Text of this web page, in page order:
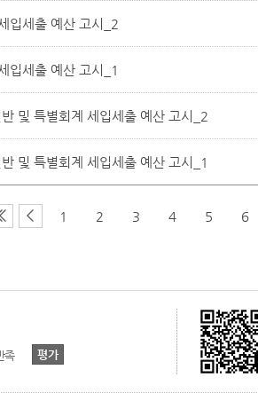
입세출 예산 고시_2
입세출 예산 고시_1
및 특별회계 세입세출 예산 고시_2
및 특별회계 세입세출 예산 고시_1
1 2 3 4 5 6
족